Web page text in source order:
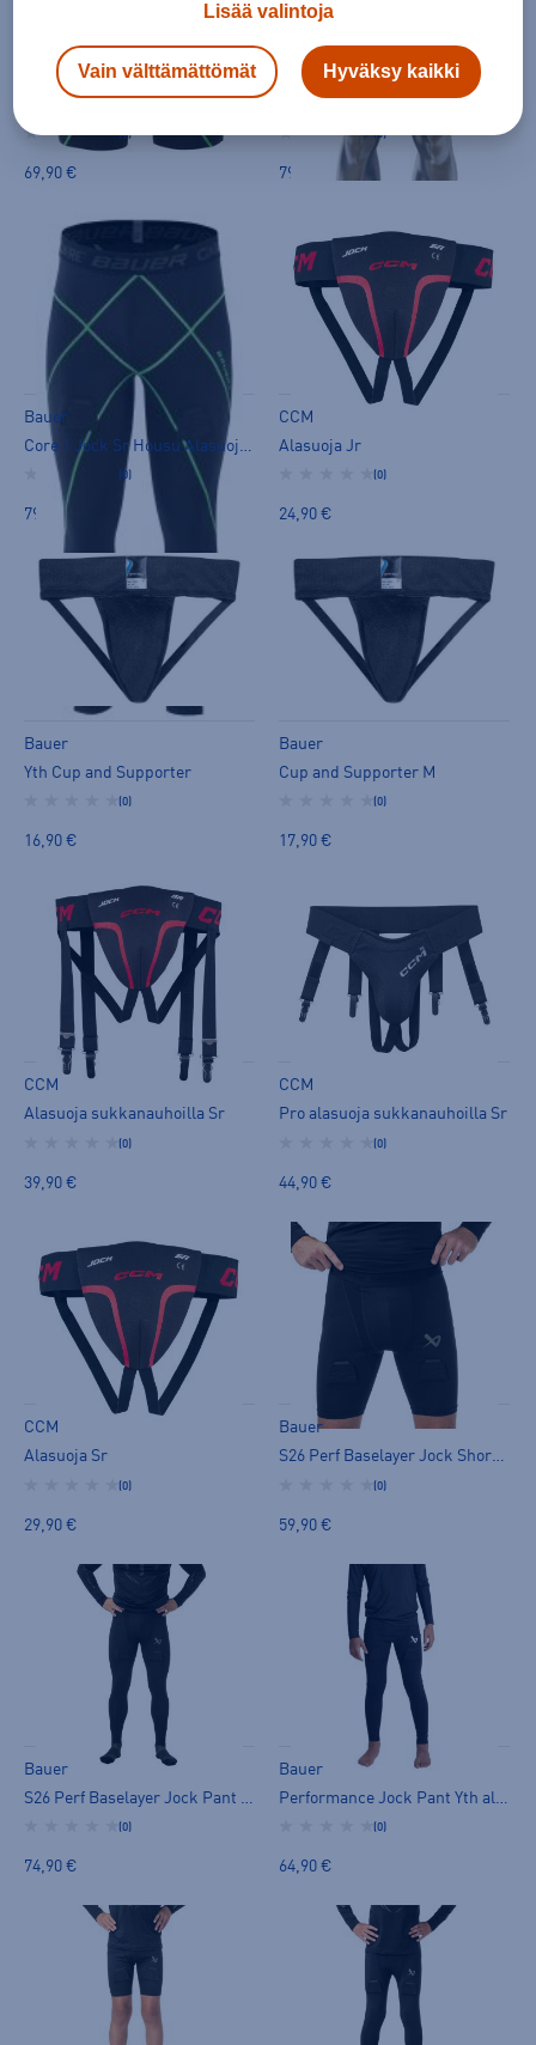
Bauer
(0)
69,90 €
Shock Doctor
(0)
79,90 €
Bauer
(0)
79,90 €
CCM
Alasuoja Jr
(0)
24,90 €
Bauer
Yth Cup and Supporter
(0)
16,90 €
Bauer
Cup and Supporter M
(0)
17,90 €
CCM
Alasuoja sukkanauhoilla Sr
(0)
39,90 €
CCM
Pro alasuoja sukkanauhoilla Sr
(0)
44,90 €
CCM
Alasuoja Sr
(0)
29,90 €
Bauer
S26 Perf Baselayer Jock Short SR
(0)
59,90 €
Bauer
(0)
74,90 €
Bauer
(0)
64,90 €
Lisää valintoja
Vain välttämättömät Hyväksy kaikki